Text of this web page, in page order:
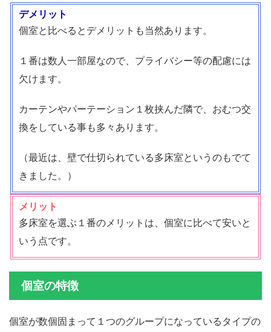
デメリット
個室と比べるとデメリットも当然あります。
１番は数人一部屋なので、プライバシー等の配慮には
欠けます。
カーテンやパーテーション１枚挟んだ隣で、おむつ交
換をしている事も多々あります。
（最近は、壁で仕切られている多床室というのもでて
きました。）
メリット
多床室を選ぶ１番のメリットは、個室に比べて安いと
いう点です。
個室の特徴
個室が数個固まって１つのグループになっているタイプの